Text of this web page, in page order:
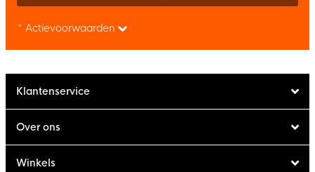
* Actievoorwaarden
Klantenservice
Over ons
Winkels